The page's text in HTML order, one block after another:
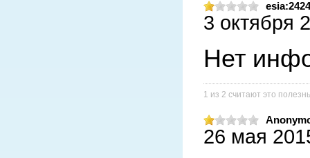
3 октября
Нет
1 из 2 считают это
26 мая